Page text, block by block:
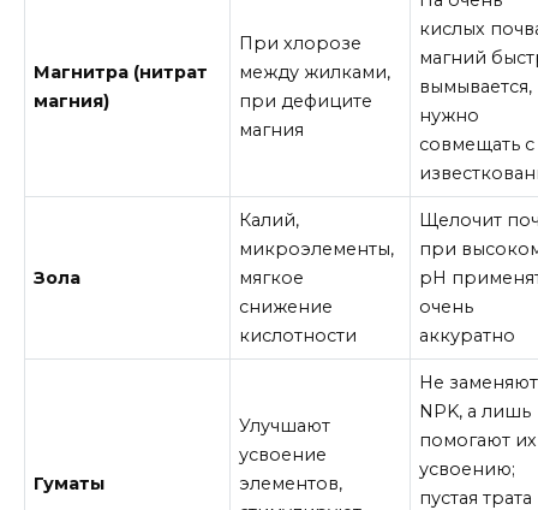
Магнитра (нитрат
магния)
При хлорозе
между жилками,
при дефиците
магния
кислых
магний
вымывается,
нужно
совмещать с
Зола
Калий,
микроэлементы,
мягкое
снижение
кислотности
Щелочит
при
pH
очень
аккуратно
Гуматы
Улучшают
усвоение
элементов,
Не заменяют
NPK, а лишь
помогают их
усвоению;
пустая трата